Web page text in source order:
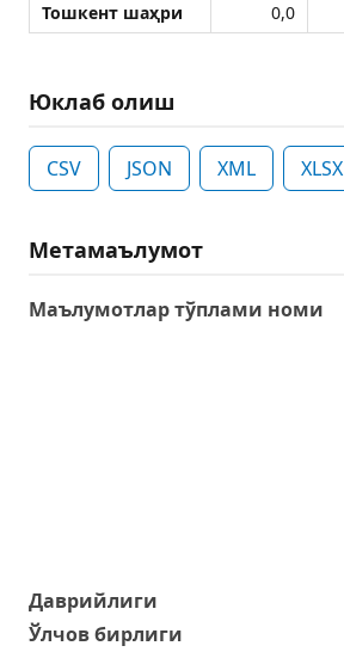
Тошкент шаҳри
0,0
Юклаб олиш
CSV JSON XML XLSX
Метамаълумот
Маълумотлар тўплами номи
Даврийлиги
Ўлчов бирлиги